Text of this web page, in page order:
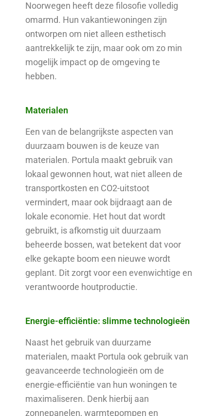
Noorwegen heeft deze filosofie volledig
omarmd. Hun vakantiewoningen zijn
ontworpen om niet alleen esthetisch
aantrekkelijk te zijn, maar ook om zo min
mogelijk impact op de omgeving te
hebben.
Materialen
Een van de belangrijkste aspecten van
duurzaam bouwen is de keuze van
materialen. Portula maakt gebruik van
lokaal gewonnen hout, wat niet alleen de
transportkosten en CO2-uitstoot
vermindert, maar ook bijdraagt aan de
lokale economie. Het hout dat wordt
gebruikt, is afkomstig uit duurzaam
beheerde bossen, wat betekent dat voor
elke gekapte boom een nieuwe wordt
geplant. Dit zorgt voor een evenwichtige en
verantwoorde houtproductie.
Energie-efficiëntie: slimme technologieën
Naast het gebruik van duurzame
materialen, maakt Portula ook gebruik van
geavanceerde technologieën om de
energie-efficiëntie van hun woningen te
maximaliseren. Denk hierbij aan
zonnepanelen, warmtepompen en